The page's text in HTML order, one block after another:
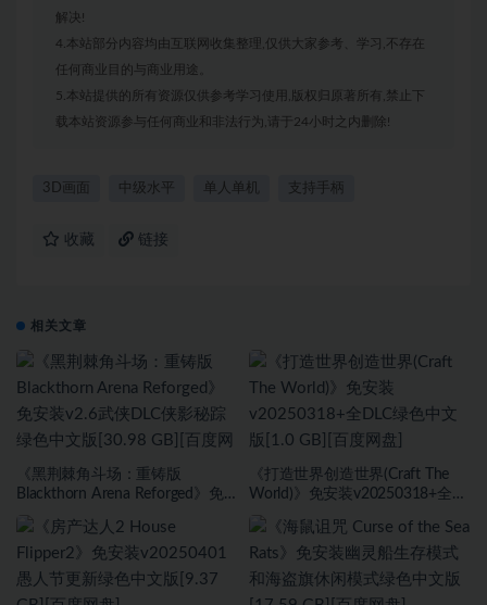
解决!
4.本站部分内容均由互联网收集整理,仅供大家参考、学习,不存在
任何商业目的与商业用途。
5.本站提供的所有资源仅供参考学习使用,版权归原著所有,禁止下
载本站资源参与任何商业和非法行为,请于24小时之内删除!
3D画面 中级水平 单人单机 支持手柄
收藏 链接
相关文章
《黑荆棘角斗场：重铸版
Blackthorn Arena Reforged》免
文版[30.98 GB][百度网盘]
《打造世界创造世界(Craft The
World)》免安装v20250318+全
盘]